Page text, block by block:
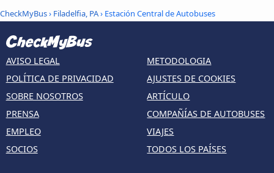
CheckMyBus› Filadelfia, PA› Estación Central de Autobuses
AVISO LEGAL
POLÍTICA DE PRIVACIDAD
SOBRE NOSOTROS
PRENSA
EMPLEO
SOCIOS
METODOLOGIA
AJUSTES DE COOKIES
ARTÍCULO
COMPAÑÍAS DE AUTOBUSES
VIAJES
TODOS LOS PAÍSES